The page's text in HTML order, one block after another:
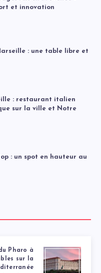
et innovation
: une table libre et
: restaurant italien
sur la ville et Notre
: un spot en hauteur au
Pharo à
sur la